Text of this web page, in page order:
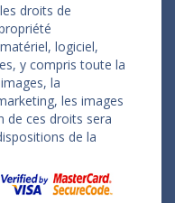
droits de
logiciel,
y compris toute la
la
les images
de ces droits sera
de la